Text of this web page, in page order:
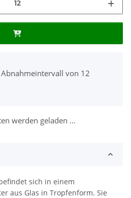
von 12
werden geladen ...
sich in einem
aus Glas in Tropfenform. Sie